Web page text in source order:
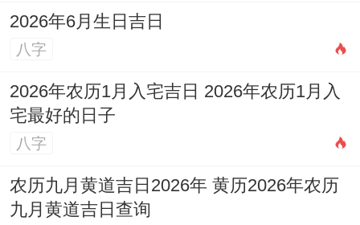
2026年6月生日吉日
八字
2026年农历1月入宅吉日 2026年农历1月入
宅最好的日子
八字
农历九月黄道吉日2026年 黄历2026年农历
九月黄道吉日查询